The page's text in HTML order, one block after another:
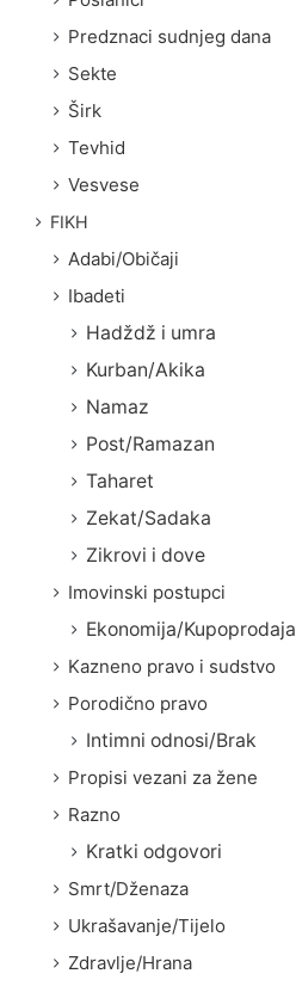
Predznaci sudnjeg dana
Sekte
Širk
Tevhid
Vesvese
FIKH
Adabi/Običaji
Ibadeti
Hadždž i umra
Kurban/Akika
Namaz
Post/Ramazan
Taharet
Zekat/Sadaka
Zikrovi i dove
Imovinski postupci
Ekonomija/Kupoprodaja
Kazneno pravo i sudstvo
Porodično pravo
Intimni odnosi/Brak
Propisi vezani za žene
Razno
Kratki odgovori
Smrt/Dženaza
Ukrašavanje/Tijelo
Zdravlje/Hrana